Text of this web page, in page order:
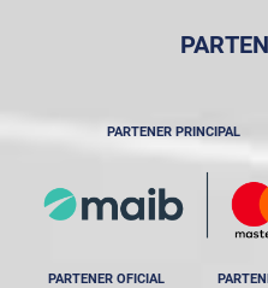
PARTENER PRINCIPAL
PARTENER OFICIAL